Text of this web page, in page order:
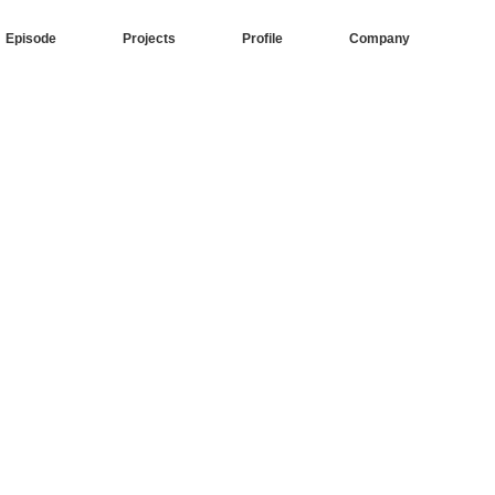
Episode Projects Profile Company